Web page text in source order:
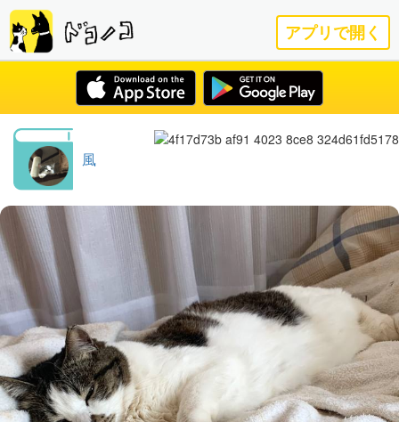
アプリで開く
風